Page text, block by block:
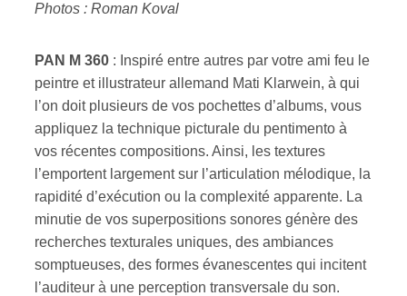
Photos : Roman Koval
PAN M 360 : Inspiré entre autres par votre ami feu le
peintre et illustrateur allemand Mati Klarwein, à qui
l’on doit plusieurs de vos pochettes d’albums, vous
appliquez la technique picturale du pentimento à
vos récentes compositions. Ainsi, les textures
l’emportent largement sur l’articulation mélodique, la
rapidité d’exécution ou la complexité apparente. La
minutie de vos superpositions sonores génère des
recherches texturales uniques, des ambiances
somptueuses, des formes évanescentes qui incitent
l’auditeur à une perception transversale du son.